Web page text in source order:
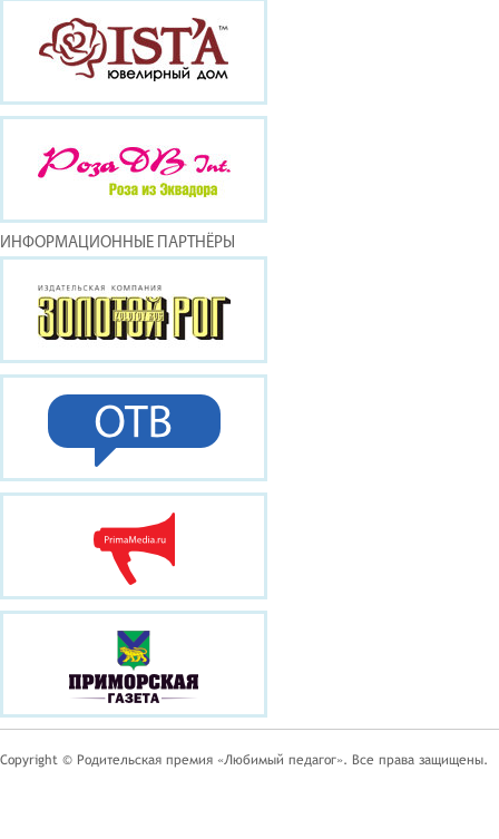
ИНФОРМАЦИОННЫЕ ПАРТНЁРЫ
Copyright © Родительская премия «Любимый педагог». Все права защищены.